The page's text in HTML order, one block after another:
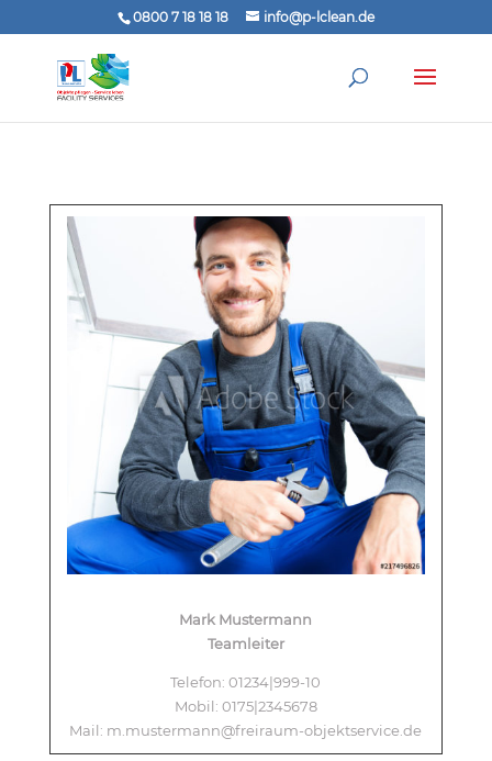
0800 7 18 18 18 info@p-lclean.de
Mark Mustermann
Teamleiter
Telefon: 01234|999-10
Mobil: 0175|2345678
Mail: m.mustermann@freiraum-objektservice.de